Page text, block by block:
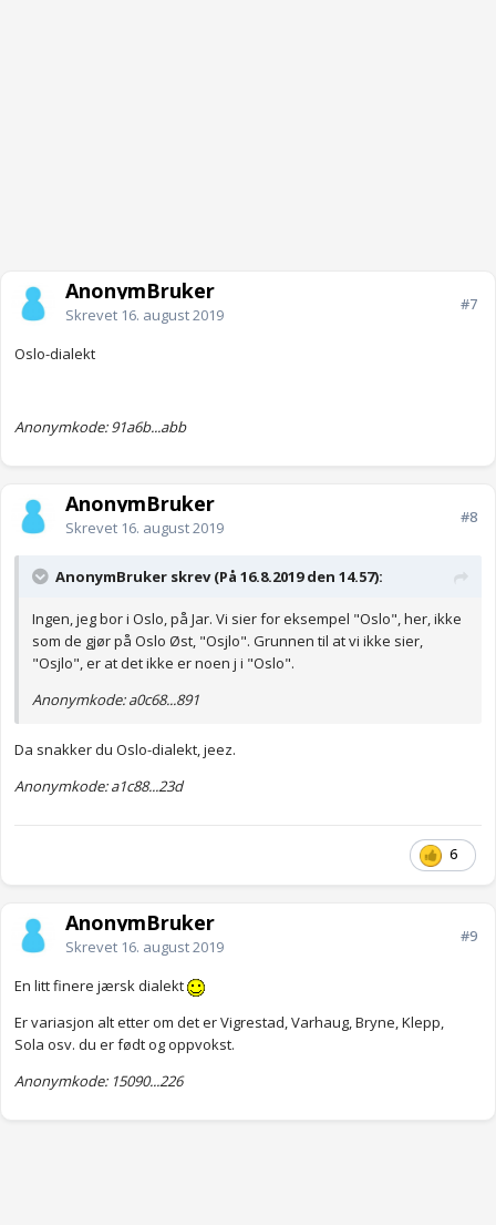
AnonymBruker
Skrevet 16. august 2019
#7
Oslo-dialekt
Anonymkode: 91a6b...abb
AnonymBruker
Skrevet 16. august 2019
#8
AnonymBruker skrev (På 16.8.2019 den 14.57):
Ingen, jeg bor i Oslo, på Jar. Vi sier for eksempel "Oslo", her, ikke
som de gjør på Oslo Øst, "Osjlo". Grunnen til at vi ikke sier,
"Osjlo", er at det ikke er noen j i "Oslo".
Anonymkode: a0c68...891
Da snakker du Oslo-dialekt, jeez.
Anonymkode: a1c88...23d
6
AnonymBruker
Skrevet 16. august 2019
#9
En litt finere jærsk dialekt
Er variasjon alt etter om det er Vigrestad, Varhaug, Bryne, Klepp,
Sola osv. du er født og oppvokst.
Anonymkode: 15090...226